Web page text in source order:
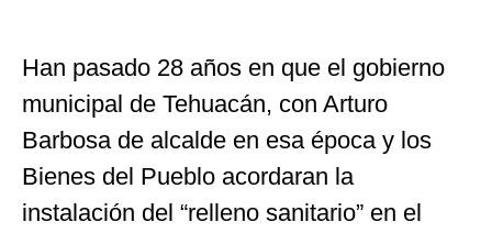
Han pasado 28 años en que el gobierno
municipal de Tehuacán, con Arturo
Barbosa de alcalde en esa época y los
Bienes del Pueblo acordaran la
instalación del “relleno sanitario” en el